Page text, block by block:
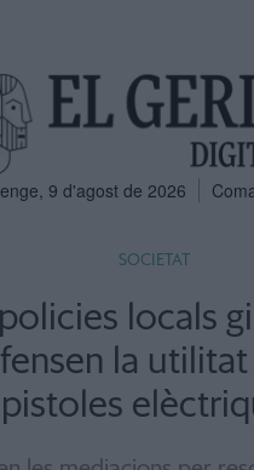
9 d'agost de 2026
SOCIETAT
policies locals
la utilitat
pistoles